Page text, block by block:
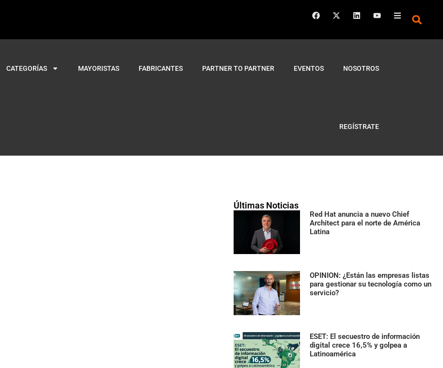
CATEGORÍAS MAYORISTAS FABRICANTES PARTNER TO PARTNER EVENTOS NOSOTROS
REGÍSTRATE
Últimas Noticias
Red Hat anuncia a nuevo Chief
Architect para el norte de América
Latina
OPINION: ¿Están las empresas listas
para gestionar su tecnología como un
servicio?
ESET: El secuestro de información
digital crece 16,5% y golpea a
Latinoamérica